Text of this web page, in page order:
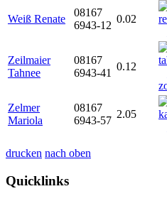
Weiß Renate
08167
6943-12
0.02
Zeilmaier
Tahnee
08167
6943-41
0.12
Zelmer
Mariola
08167
6943-57
2.05
drucken nach oben
Quicklinks